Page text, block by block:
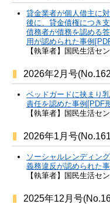
貸金業者が個人借主に
後に、貸金債権につき
債務者が債務を認める
用が認められた事例
【執筆者】国民生活
2026年2月号
ベッドガードに挟まり
責任を認めた事例[PDF
【執筆者】国民生活
2026年1月号
ソーシャルレンディン
義務違反が認められた
【執筆者】国民生活
2025年12月号